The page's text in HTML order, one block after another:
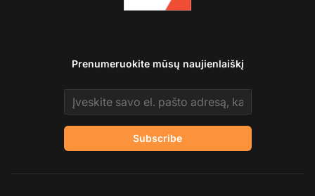
Prenumeruokite mūsų naujienlaiškį
Email address
Subscribe